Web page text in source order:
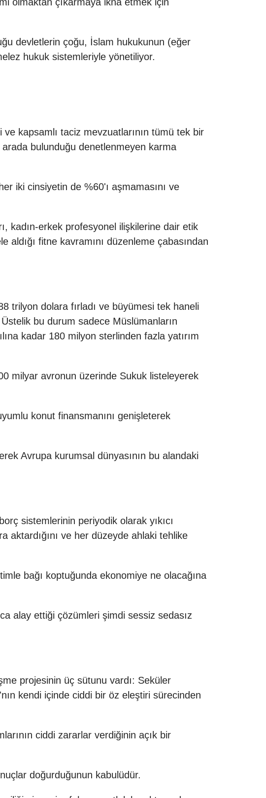
devletlerin çoğu, İslam hukukunun (eğer
hukuk sistemleriyle yönetiliyor.
kapsamlı taciz mevzuatlarının tümü tek bir
bulunduğu denetlenmeyen karma
iki cinsiyetin de %60'ı aşmamasını ve
kadın-erkek profesyonel ilişkilerine dair etik
aldığı fitne kavramını düzenleme çabasından
trilyon dolara fırladı ve büyümesi tek haneli
bu durum sadece Müslümanların
kadar 180 milyon sterlinden fazla yatırım
milyar avronun üzerinde Sukuk listeleyerek
konut finansmanını genişleterek
Avrupa kurumsal dünyasının bu alandaki
sistemlerinin periyodik olarak yıkıcı
aktardığını ve her düzeyde ahlaki tehlike
bağı koptuğunda ekonomiye ne olacağına
alay ettiği çözümleri şimdi sessiz sedasız
projesinin üç sütunu vardı: Seküler
kendi içinde ciddi bir öz eleştiri sürecinden
ciddi zararlar verdiğinin açık bir
doğurduğunun kabulüdür.